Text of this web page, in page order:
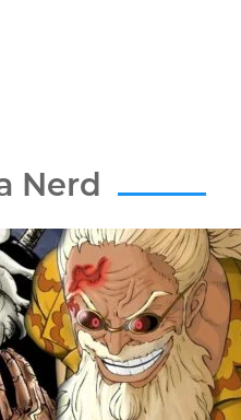
Nerd